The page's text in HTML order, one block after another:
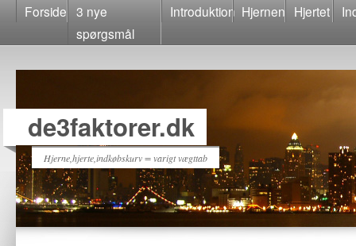
Forside 3 nye
spørgsmål
Introduktion Hjernen Hjertet
de3faktorer.dk
Hjerne,hjerte,indkøbskurv = varigt vægttab